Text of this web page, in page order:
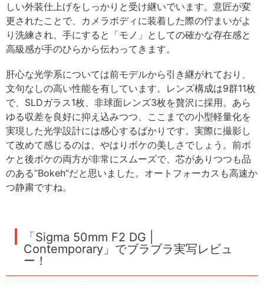
しい外装仕上げをしっかりと受け継いでいます。意匠が変
更されたことで、カメラボディに装着した際の佇まいがよ
り洗練され、手にすると「モノ」としての確かな存在感と
高級感が手のひらから伝わってきます。
肝心な光学系については前モデルから引き継がれており、
文句なしの高い性能を有しています。レンズ構成は9群11枚
で、SLDガラス1枚、非球面レンズ3枚を贅沢に採用。あら
ゆる収差を良好に抑え込みつつ、ここまでの小型軽量化を
実現した光学設計には感心するばかりです。実際に撮影し
て改めて感じるのは、やはりボケの美しさでしょう。前ボ
ケと後ボケの両方が非常にスムーズで、芯がありつつも品
のある”Bokeh”だと思いました。オートフォーカスも高速か
つ静粛ですね。
「Sigma 50mm F2 DG |
Contemporary」でブラブラ実写レビュ
ー！